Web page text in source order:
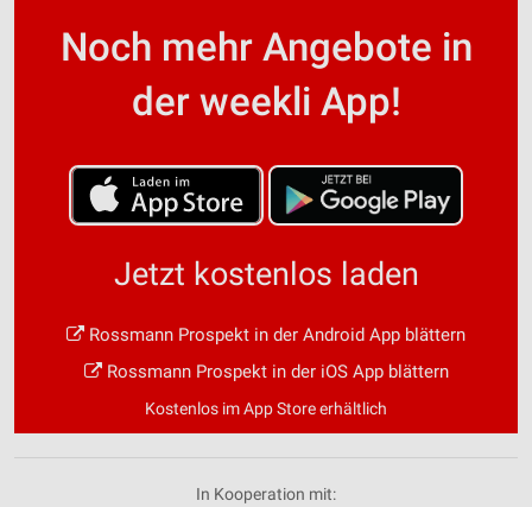
Noch mehr Angebote in
der weekli App!
Jetzt kostenlos laden
Rossmann Prospekt in der Android App blättern
Rossmann Prospekt in der iOS App blättern
Kostenlos im App Store erhältlich
In Kooperation mit: